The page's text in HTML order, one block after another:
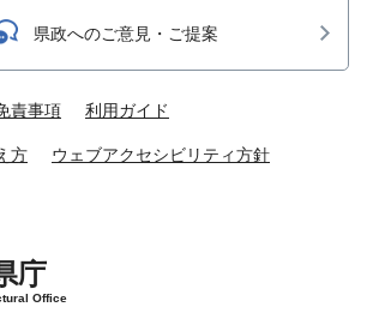
県政へのご意見・ご提案
責事項 利用ガイド
方 ウェブアクセシビリティ方針
庁
Office